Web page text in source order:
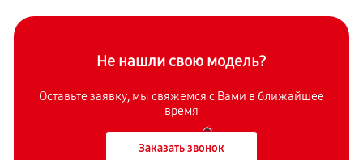
Не нашли свою модель?
Оставьте заявку, мы свяжемся с Вами в ближайшее
время
Заказать звонок